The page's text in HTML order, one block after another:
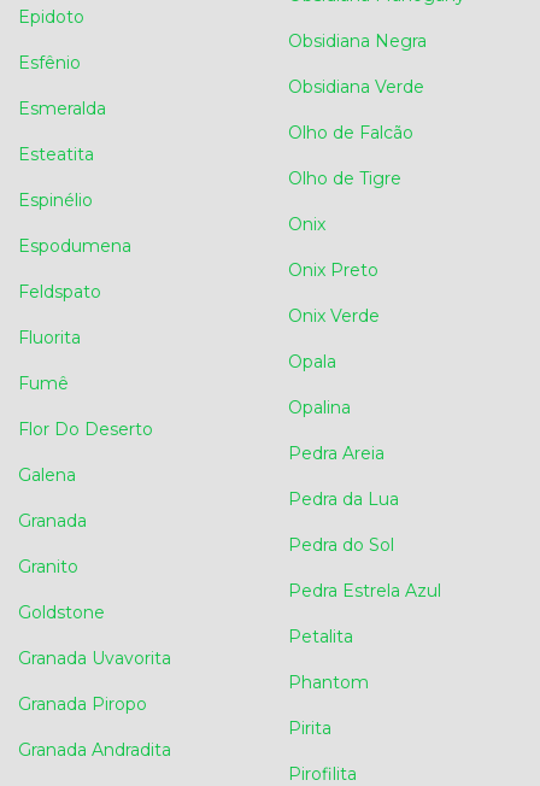
Epidoto
Esfênio
Esmeralda
Esteatita
Espinélio
Espodumena
Feldspato
Fluorita
Fumê
Flor Do Deserto
Galena
Granada
Granito
Goldstone
Granada Uvavorita
Granada Piropo
Granada Andradita
Obsidiana Negra
Obsidiana Verde
Olho de Falcão
Olho de Tigre
Onix
Onix Preto
Onix Verde
Opala
Opalina
Pedra Areia
Pedra da Lua
Pedra do Sol
Pedra Estrela Azul
Petalita
Phantom
Pirita
Pirofilita